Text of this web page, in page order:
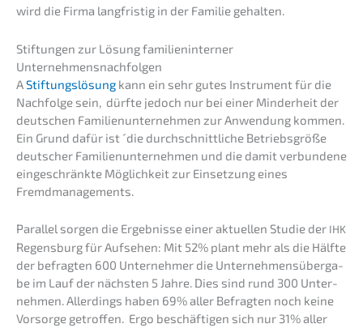
wird die Firma langfris­tig in der Familie gehalten.
Stiftun­gen zur Lösung famili­en­in­ter­ner
Unternehmensnachfolgen
AStiftungs­lö­sung kann ein sehr gutes Instru­ment für die
Nachfol­ge sein, dürfte jedoch nur bei einer Minder­heit der
deutschen Famili­en­un­ter­neh­men zur Anwen­dung kommen.
Ein Grund dafür ist ´die durch­schnitt­li­che Betriebs­grö­ße
deutscher Famili­en­un­ter­neh­men und die damit verbun­de­ne
einge­schränk­te Möglich­keit zur Einset­zung eines
Fremdmanagements.
Paral­lel sorgen die Ergeb­nis­se einer aktuel­len Studie der IHK
Regens­burg für Aufse­hen: Mit 52% plant mehr als die Hälfte
der befrag­ten 600 Unter­neh­mer die Unter­neh­mens­über­ga­
be im Lauf der nächs­ten 5 Jahre. Dies sind rund 300 Unter­
neh­men. Aller­dings haben 69% aller Befrag­ten noch keine
Vorsor­ge getrof­fen. Ergo beschäf­ti­gen sich nur 31% aller